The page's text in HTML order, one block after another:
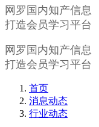
网罗国内知产信息
打造会员学习平台
网罗国内知产信息
打造会员学习平台
首页
消息动态
行业动态